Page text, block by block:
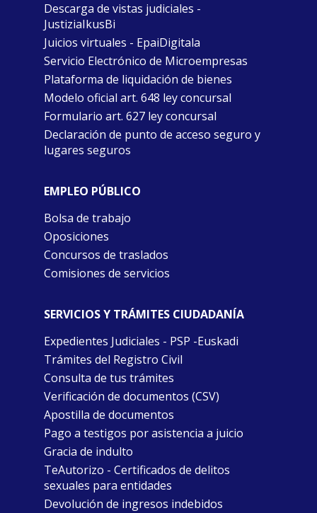
Descarga de vistas judiciales -
JustiziaIkusBi
Juicios virtuales - EpaiDigitala
Servicio Electrónico de Microempresas
Plataforma de liquidación de bienes
Modelo oficial art. 648 ley concursal
Formulario art. 627 ley concursal
Declaración de punto de acceso seguro y
lugares seguros
EMPLEO PÚBLICO
Bolsa de trabajo
Oposiciones
Concursos de traslados
Comisiones de servicios
SERVICIOS Y TRÁMITES CIUDADANÍA
Expedientes Judiciales - PSP -Euskadi
Trámites del Registro Civil
Consulta de tus trámites
Verificación de documentos (CSV)
Apostilla de documentos
Pago a testigos por asistencia a juicio
Gracia de indulto
TeAutorizo - Certificados de delitos
sexuales para entidades
Devolución de ingresos indebidos